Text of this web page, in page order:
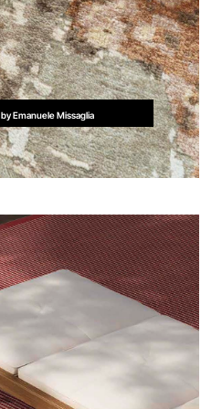
by Emanuele Missaglia